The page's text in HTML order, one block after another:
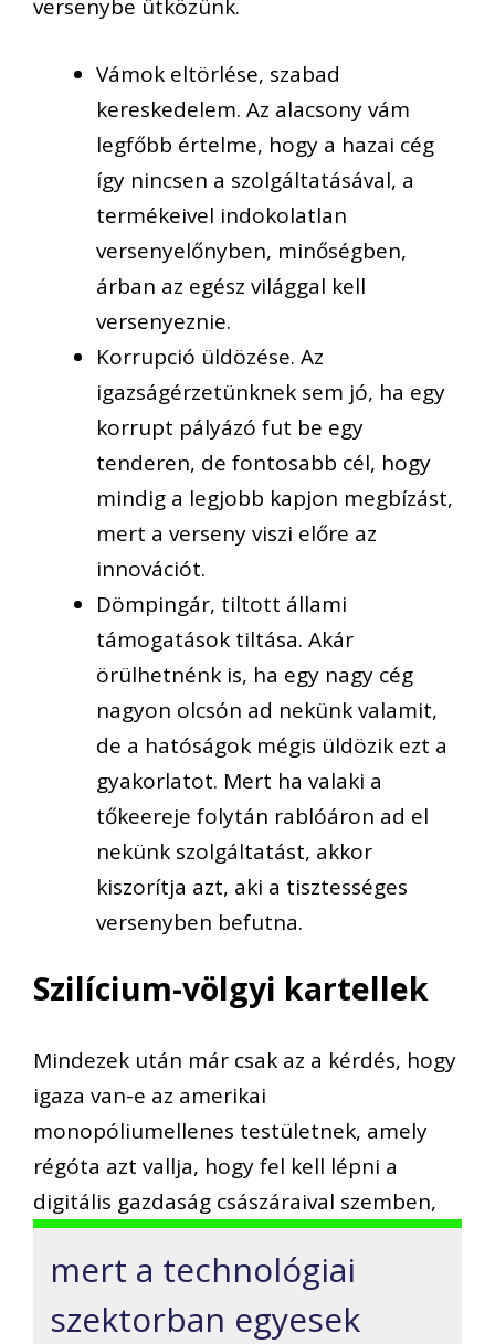
versenybe ütközünk.
Vámok eltörlése, szabad
kereskedelem. Az alacsony vám
legfőbb értelme, hogy a hazai cég
így nincsen a szolgáltatásával, a
termékeivel indokolatlan
versenyelőnyben, minőségben,
árban az egész világgal kell
versenyeznie.
Korrupció üldözése. Az
igazságérzetünknek sem jó, ha egy
korrupt pályázó fut be egy
tenderen, de fontosabb cél, hogy
mindig a legjobb kapjon megbízást,
mert a verseny viszi előre az
innovációt.
Dömpingár, tiltott állami
támogatások tiltása. Akár
örülhetnénk is, ha egy nagy cég
nagyon olcsón ad nekünk valamit,
de a hatóságok mégis üldözik ezt a
gyakorlatot. Mert ha valaki a
tőkeereje folytán rablóáron ad el
nekünk szolgáltatást, akkor
kiszorítja azt, aki a tisztességes
versenyben befutna.
Szilícium-völgyi kartellek
Mindezek után már csak az a kérdés, hogy
igaza van-e az amerikai
monopóliumellenes testületnek, amely
régóta azt vallja, hogy fel kell lépni a
digitális gazdaság császáraival szemben,
mert a technológiai
szektorban egyesek